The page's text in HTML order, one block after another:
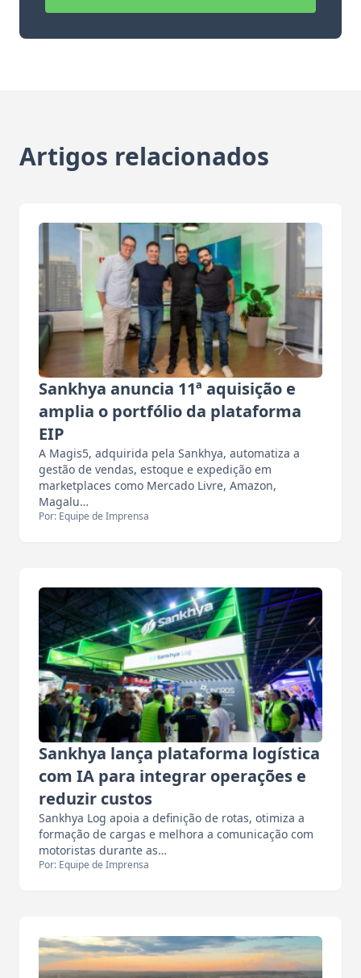
Artigos relacionados
Sankhya anuncia 11ª aquisição e
amplia o portfólio da plataforma
EIP
A Magis5, adquirida pela Sankhya, automatiza a
gestão de vendas, estoque e expedição em
marketplaces como Mercado Livre, Amazon,
Magalu…
Por: Equipe de Imprensa
Sankhya lança plataforma logística
com IA para integrar operações e
reduzir custos
Sankhya Log apoia a definição de rotas, otimiza a
formação de cargas e melhora a comunicação com
motoristas durante as…
Por: Equipe de Imprensa